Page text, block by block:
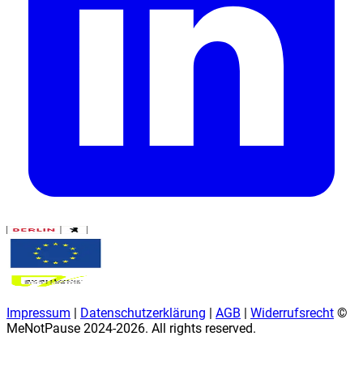
Impressum | Datenschutzerklärung | AGB | Widerrufsrecht ©
MeNotPause 2024-2026. All rights reserved.